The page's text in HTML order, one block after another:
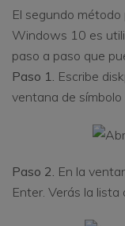
El segundo
Windows 10 es
paso a paso que
Paso 1. Escribe
ventana de símbolo
Paso 2. En la
Enter. Verás la